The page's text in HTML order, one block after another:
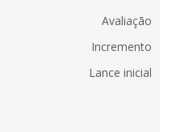
Avaliação
Incremento
Lance inicial